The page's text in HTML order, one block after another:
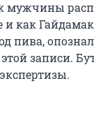
мужчины
и как
пива,
записи.